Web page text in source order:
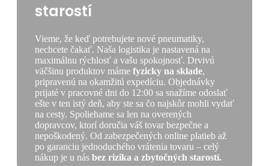
starostí
Vieme, že keď potrebujete nové pneumatiky,
nechcete čakať. Naša logistika je nastavená na
maximálnu rýchlosť a vašu spokojnosť. Drvivú
väčšinu produktov máme fyzicky na sklade,
pripravenú na okamžitú expedíciu. Objednávky
prijaté v pracovné dni do 12:00 sa snažíme odoslať
ešte v ten istý deň, aby ste sa čo najskôr mohli vydať
na cesty. Spoliehame sa len na overených
dopravcov, ktorí doručia váš tovar bezpečne a
nepoškodený. Od zabezpečených online platieb až
po garanciu jednoduchého vrátenia tovaru – celý
nákup je u nás bez rizika a zbytočných starostí.